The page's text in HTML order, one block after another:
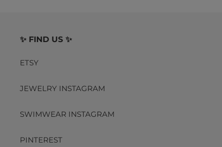
✨ FIND US ✨
ETSY
JEWELRY INSTAGRAM
SWIMWEAR INSTAGRAM
PINTEREST